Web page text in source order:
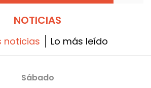
NOTICIAS
noticias Lo más leído
Sábado